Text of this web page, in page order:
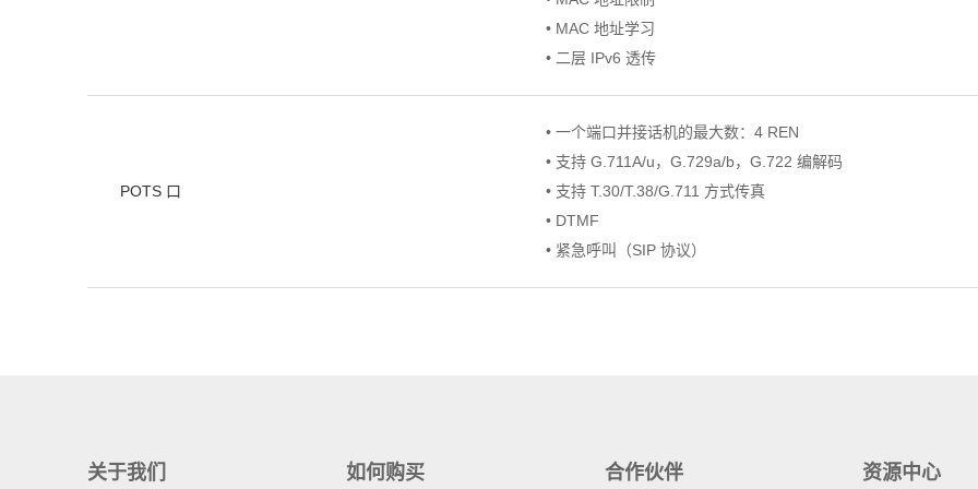
• MAC 地址学习
• 二层 IPv6 透传
POTS 口
• 一个端口并接话机的最大数：4 REN
• 支持 G.711A/u，G.729a/b，G.722 编解码
• 支持 T.30/T.38/G.711 方式传真
• DTMF
• 紧急呼叫（SIP 协议）
关于我们 如何购买 合作伙伴 资源中心